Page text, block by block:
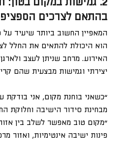
2. גמישות במקום
בהתאם לצרכים
המאפיין החשוב ביותר שיעיד
הוא היכולת להתאים את החלל
האירוע. מרחב שניתן לעצב
יצירתי וגמישות מבצעית שהם
“כשאני בוחנת מקום, אני בודקת
מבחינת סידור הישיבה וחלוקת
“מקום טוב מאפשר לשלב בין
פינות ישיבה אינטימיות, ואזור